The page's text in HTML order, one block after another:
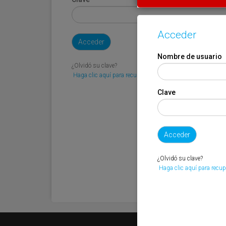
¿Olvidó su clave?
Haga clic aquí para recuperarla.
Acceder
Nombre de usuario
Clave
¿Olvidó su clave?
Haga clic aquí para